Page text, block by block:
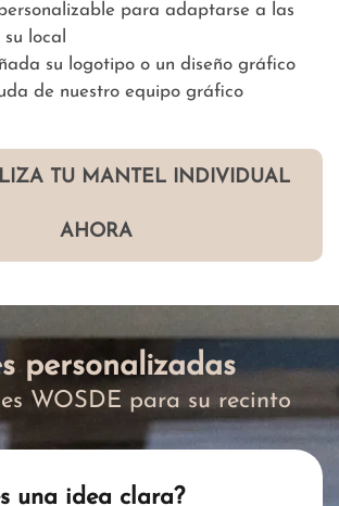
para adaptarse a las
local
su logotipo o un diseño gráfico
de nuestro equipo gráfico
TU MANTEL INDIVIDUAL
AHORA
personalizadas
WOSDE para su recinto
una idea clara?